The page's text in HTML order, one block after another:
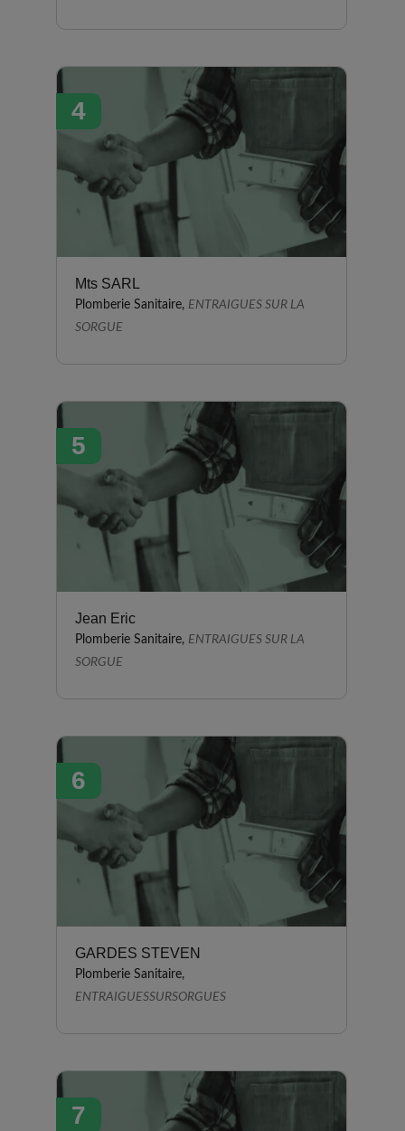
4
Mts SARL
Plomberie Sanitaire, ENTRAIGUES SUR LA
SORGUE
5
Jean Eric
Plomberie Sanitaire, ENTRAIGUES SUR LA
SORGUE
6
GARDES STEVEN
Plomberie Sanitaire,
ENTRAIGUESSURSORGUES
7